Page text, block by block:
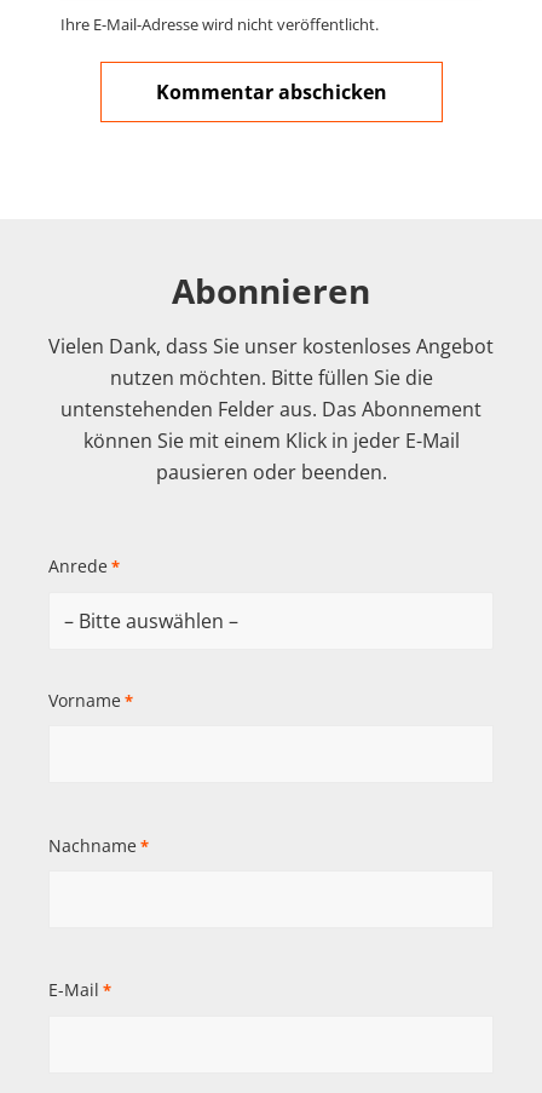
Ihre E-Mail-Adresse wird nicht veröffentlicht.
Abonnieren
Vielen Dank, dass Sie unser kostenloses Angebot
nutzen möchten. Bitte füllen Sie die
untenstehenden Felder aus. Das Abonnement
können Sie mit einem Klick in jeder E-Mail
pausieren oder beenden.
Anrede *
Vorname *
Nachname *
E-Mail *